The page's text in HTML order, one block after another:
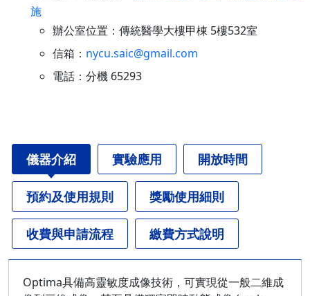
施
辦公室位置：傳統醫學大樓甲棟 5樓532室
信箱： nycu.saic@gmail.com
電話：分機 65293
儀器介紹 實驗應用 開放時間
預約及使用規則 獎勵使用細則
收費與申請流程 繳費方式說明
Optima具備高靈敏度成像技術，可實現從一般二維成